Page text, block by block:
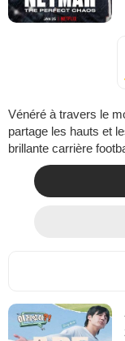
Vénéré à travers le
partage les hauts et
brillante carrière